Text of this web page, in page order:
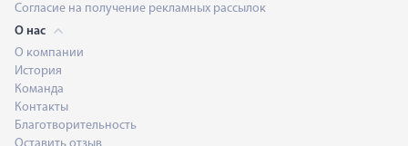
Согласие на получение рекламных рассылок
О нас
О компании
История
Команда
Контакты
Благотворительность